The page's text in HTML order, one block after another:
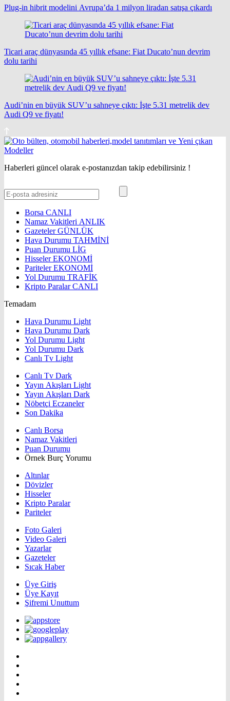
Plug-in hibrit modelini Avrupa’da 1 milyon liradan satışa çıkardı
Ticari araç dünyasında 45 yıllık efsane: Fiat Ducato’nun devrim
dolu tarihi
Audi’nin en büyük SUV’u sahneye çıktı: İşte 5.31 metrelik dev
Audi Q9 ve fiyatı!
Haberleri güncel olarak e-postanızdan takip edebilirsiniz !
Borsa CANLI
Namaz Vakitleri ANLIK
GazetelerGÜNLÜK
Hava Durumu TAHMİNİ
Puan Durumu LİG
HisselerEKONOMİ
ParitelerEKONOMİ
Yol Durumu TRAFİK
Kripto ParalarCANLI
Temadam
Hava Durumu Light
Hava Durumu Dark
Yol Durumu Light
Yol Durumu Dark
Canlı Tv Light
Canlı Tv Dark
Yayın Akışları Light
Yayın Akışları Dark
Nöbetçi Eczaneler
Son Dakika
Canlı Borsa
Namaz Vakitleri
Puan Durumu
Örnek Burç Yorumu
Altınlar
Dövizler
Hisseler
Kripto Paralar
Pariteler
Foto Galeri
Video Galeri
Yazarlar
Gazeteler
Sıcak Haber
Üye Giriş
Üye Kayıt
Şifremi Unuttum